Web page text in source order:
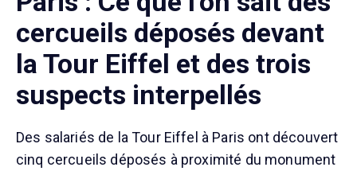
cercueils déposés devant
la Tour Eiffel et des trois
suspects interpellés
Des salariés de la Tour Eiffel à Paris ont découvert
cinq cercueils déposés à proximité du monument